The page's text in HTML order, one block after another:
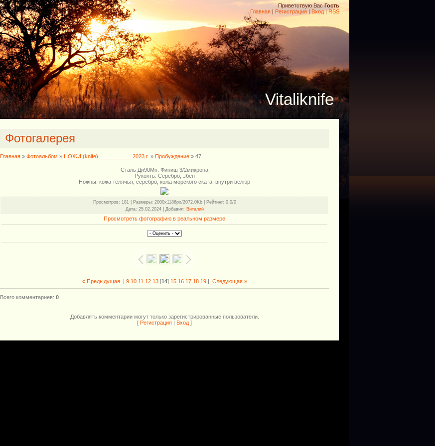
Приветствую Вас Гость
Главная | Регистрация | Вход|RSS
Vitaliknife
Фотогалерея
Главная » Фотоальбом » НОЖИ (knife)___________ 2023 г. » Пробуждение » 47
Сталь Ди90Мп. Финиш 3/2микрона
Рукоять: Серебро, эбен
Ножны: кожа телячья, серебро, кожа морского ската, внутри велюр
Просмотров: 181 | Размеры: 2000x1186px/2072.0Kb | Рейтинг: 0.0/0
Дата: 25.02.2024 | Добавил: Виталий
Просмотреть фотографию в реальном размере
« Предыдущая| 9 10 11 12 13[14] 15 16 17 18 19| Следующая »
Всего комментариев: 0
Добавлять комментарии могут только зарегистрированные пользователи.
[ Регистрация Вход ]